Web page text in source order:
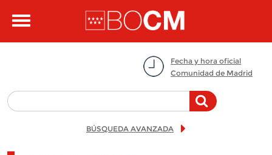
Toggle
Fecha y hora oficial
Comunidad de Madrid
BÚSQUEDA AVANZADA